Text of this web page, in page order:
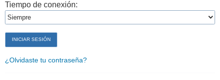
Tiempo de conexión:
¿Olvidaste tu contraseña?